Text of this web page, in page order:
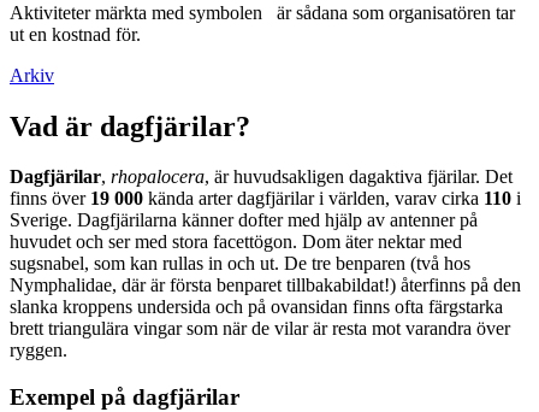
Aktiviteter märkta med symbolen
är sådana som organisatören tar
ut en kostnad för.
Arkiv
Vad är dagfjärilar?
Dagfjärilar, rhopalocera, är huvudsakligen dagaktiva fjärilar. Det
finns över 19 000 kända arter dagfjärilar i världen, varav cirka 110 i
Sverige. Dagfjärilarna känner dofter med hjälp av antenner på
huvudet och ser med stora facettögon. Dom äter nektar med
sugsnabel, som kan rullas in och ut. De tre benparen (två hos
Nymphalidae, där är första benparet tillbakabildat!) återfinns på den
slanka kroppens undersida och på ovansidan finns ofta färgstarka
brett triangulära vingar som när de vilar är resta mot varandra över
ryggen.
Exempel på dagfjärilar